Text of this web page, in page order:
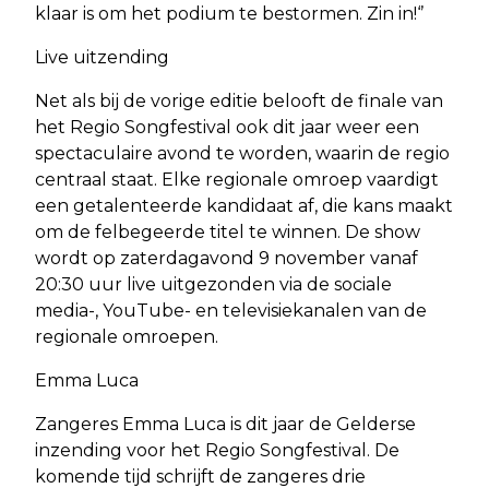
klaar is om het podium te bestormen. Zin in!‘’
Live uitzending
Net als bij de vorige editie belooft de finale van
het Regio Songfestival ook dit jaar weer een
spectaculaire avond te worden, waarin de regio
centraal staat. Elke regionale omroep vaardigt
een getalenteerde kandidaat af, die kans maakt
om de felbegeerde titel te winnen. De show
wordt op zaterdagavond 9 november vanaf
20:30 uur live uitgezonden via de sociale
media-, YouTube- en televisiekanalen van de
regionale omroepen.
Emma Luca
Zangeres Emma Luca is dit jaar de Gelderse
inzending voor het Regio Songfestival. De
komende tijd schrijft de zangeres drie